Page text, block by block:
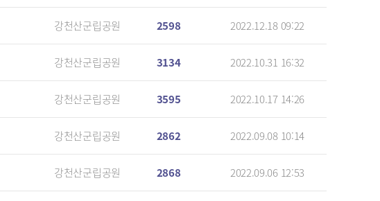
강천산군립공원 2598 2022.12.18 09:22
강천산군립공원 3134 2022.10.31 16:32
강천산군립공원 3595 2022.10.17 14:26
강천산군립공원 2862 2022.09.08 10:14
강천산군립공원 2868 2022.09.06 12:53